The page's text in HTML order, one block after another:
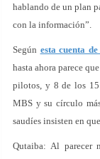
hablando de un plan
con la información”.
Según esta cuenta
hasta ahora parece
pilotos, y 8 de los
MBS y su círculo más
saudíes insisten en
Qutaiba: Al parecer